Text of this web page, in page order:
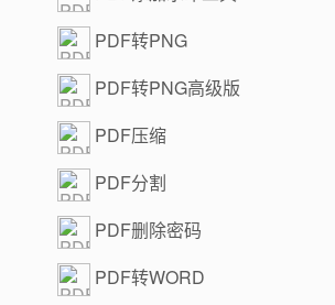
PDF转PNG
PDF转PNG高级版
PDF压缩
PDF分割
PDF删除密码
PDF转WORD